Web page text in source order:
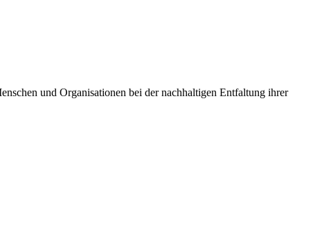
und Organisationen bei der nachhaltigen Entfaltung ihrer